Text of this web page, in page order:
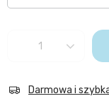
Darmowa i